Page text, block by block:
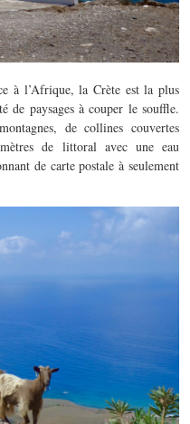
à l’Afrique, la Crète est la plus
de paysages à couper le souffle.
de collines couvertes
de littoral avec une eau
de carte postale à seulement